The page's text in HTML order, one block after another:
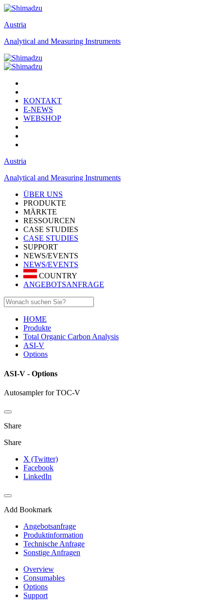
Austria
Analytical and Measuring Instruments
KONTAKT
E-NEWS
WEBSHOP
Austria
Analytical and Measuring Instruments
ÜBER UNS
PRODUKTE
MÄRKTE
RESSOURCEN
CASE STUDIES
CASE STUDIES
SUPPORT
NEWS/EVENTS
NEWS/EVENTS
COUNTRY
ANGEBOTSANFRAGE
HOME
Produkte
Total Organic Carbon Analysis
ASI-V
Options
ASI-V - Options
Autosampler for TOC-V
Share
Share
X (Twitter)
Facebook
LinkedIn
Add Bookmark
Angebotsanfrage
Produktinformation
Technische Anfrage
Sonstige Anfragen
Overview
Consumables
Options
Support